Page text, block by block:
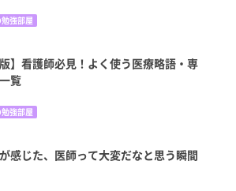
強部屋
版】看護師必見！よく使う医療略語・専
覧
強部屋
感じた、医師って大変だなと思う瞬間